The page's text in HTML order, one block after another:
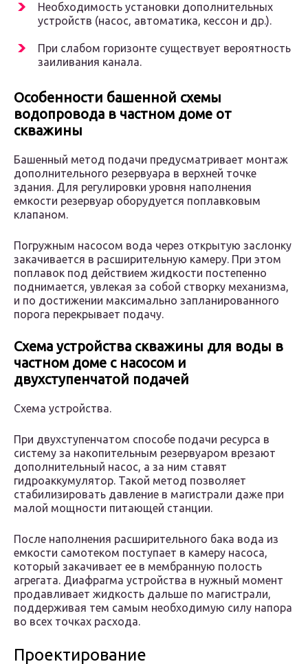
Необходимость установки дополнительных
устройств (насос, автоматика, кессон и др.).
При слабом горизонте существует вероятность
заиливания канала.
Особенности башенной схемы
водопровода в частном доме от
скважины
Башенный метод подачи предусматривает монтаж
дополнительного резервуара в верхней точке
здания. Для регулировки уровня наполнения
емкости резервуар оборудуется поплавковым
клапаном.
Погружным насосом вода через открытую заслонку
закачивается в расширительную камеру. При этом
поплавок под действием жидкости постепенно
поднимается, увлекая за собой створку механизма,
и по достижении максимально запланированного
порога перекрывает подачу.
Схема устройства скважины для воды в
частном доме с насосом и
двухступенчатой подачей
Схема устройства.
При двухступенчатом способе подачи ресурса в
систему за накопительным резервуаром врезают
дополнительный насос, а за ним ставят
гидроаккумулятор. Такой метод позволяет
стабилизировать давление в магистрали даже при
малой мощности питающей станции.
После наполнения расширительного бака вода из
емкости самотеком поступает в камеру насоса,
который закачивает ее в мембранную полость
агрегата. Диафрагма устройства в нужный момент
продавливает жидкость дальше по магистрали,
поддерживая тем самым необходимую силу напора
во всех точках расхода.
Проектирование